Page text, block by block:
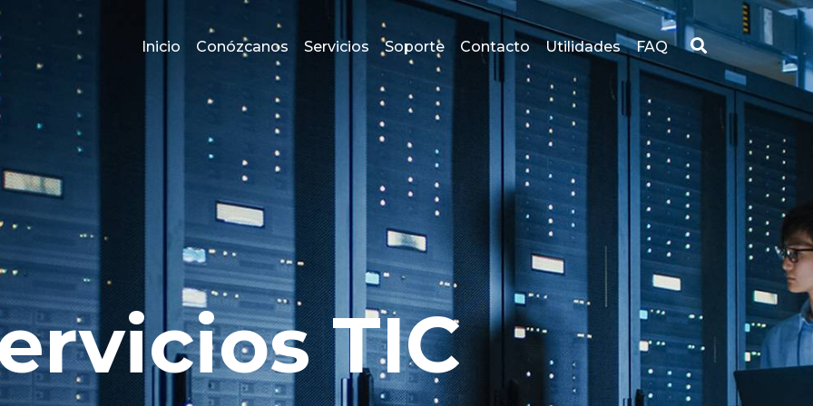
Inicio Conózcanos Servicios Soporte Contacto Utilidades FAQ
TIC